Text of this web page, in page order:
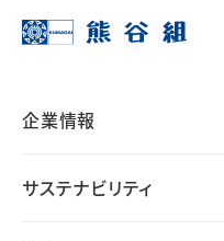
企業情報
サステナビリティ